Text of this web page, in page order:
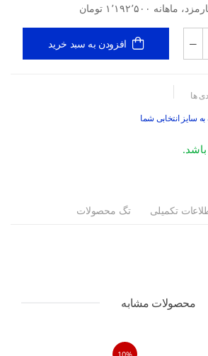
افزودن به سبد خرید
ها
سایز انتخابی شما
تکمیلی تگ محصولات
محصولات مشابه